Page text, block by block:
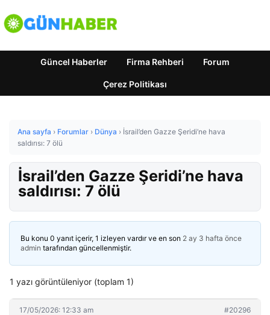
Güncel Haberler Firma Rehberi Forum
Çerez Politikası
Ana sayfa › Forumlar › Dünya › İsrail’den Gazze Şeridi’ne hava
saldırısı: 7 ölü
İsrail’den Gazze Şeridi’ne hava
saldırısı: 7 ölü
Bu konu 0 yanıt içerir, 1 izleyen vardır ve en son 2 ay 3 hafta önce
admin tarafından güncellenmiştir.
1 yazı görüntüleniyor (toplam 1)
17/05/2026: 12:33 am #20296